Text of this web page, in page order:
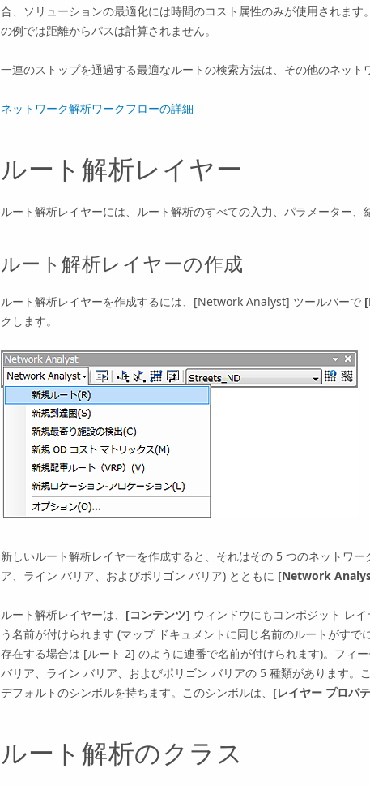
合、ソリューションの最適化には時間のコスト属性のみが使用されま
の例では距離からパスは計算されません。
一連のストップを通過する最適なルートの検索方法は、その他のネット
ネットワーク解析ワークフローの詳細
ルート解析レイヤー
ルート解析レイヤーには、ルート解析のすべての入力、パラメーター、
ルート解析レイヤーの作成
ルート解析レイヤーを作成するには、[Network Analyst] ツールバーで
クします。
新しいルート解析レイヤーを作成すると、それはその 5 つのネットワ
ア、ライン バリア、およびポリゴン バリア) とともに [Network
ルート解析レイヤーは、 [コンテンツ] ウィンドウにもコンポジット レ
う名前が付けられます (マップ ドキュメントに同じ名前のルートがす
存在する場合は [ルート 2] のように連番で名前が付けられます)。フィ
バリア、ライン バリア、およびポリゴン バリアの 5 種類があります。
デフォルトのシンボルを持ちます。このシンボルは、 [レイヤー プロパ
ルート解析のクラス